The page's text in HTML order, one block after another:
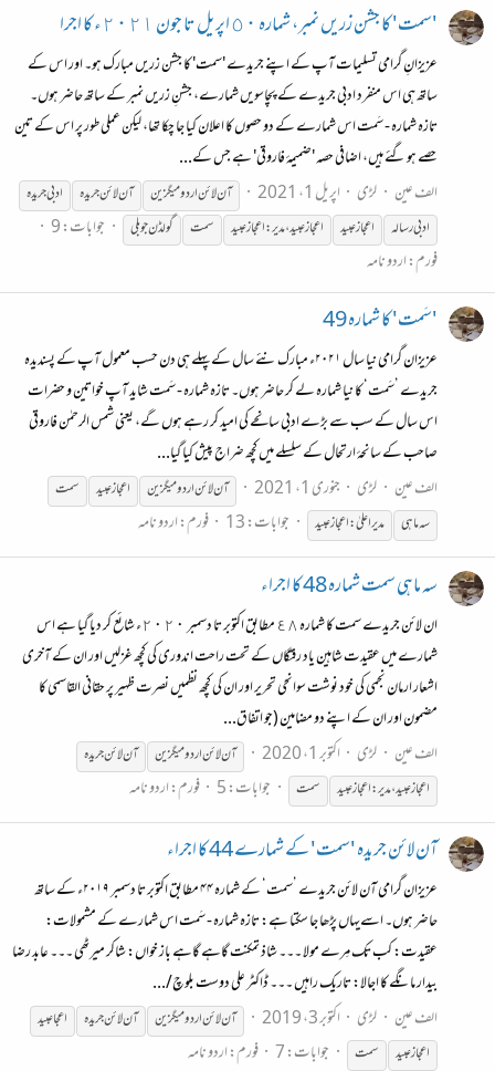
'سمت' کا جشن زریں نمبر، شمارہ ٥٠ اپریل تا جون ٢٠٢١ء کا اجرا
عزیزانِ گرامی تسلیمات آپ کے اپنے جریدے 'سمت' کا جشن زریں مبارک ہو۔ اور اس کے
ساتھ ہی اس منفرد ادبی جریدے کے پچاسویں شمارے، جشنِ زریں نمبر کے ساتھ حاضر ہوں۔
تازہ شمارہ - سَمت اس شمارے کے دو حصوں کا اعلان کیا جا چکا تھا، لیکن عملی طور پر اس کے تین
حصے ہو گئے ہیں، اضافی حصہ 'ضمیمۂ فاروقی' ہے جس کے...
الف عین
لڑی اپریل 1، 2021 آنلائناردومیگزین آنلائنجریدہ
ادبی جریدہ
ادبی رسالہ
اعجاز عبید اعجاز عبید، مدیر: اعجاز عبید سمت گولڈن جوبلی
جوابات: 9
فورم:اردو نامہ
'سَمت' کا شمارہ 49
عزیزان گرامی نیا سال ۲۰۲۱ء مبارک نئے سال کے پہلے ہی دن حسب معمول آپ کے پسندیدہ
جریدے ’سَمت‘ کا نیا شمارہ لے کر حاضر ہوں۔ تازہ شمارہ - سَمت شاید آپ خواتین و حضرات
اس سال کے سب سے بڑے ادبی سانحے کی امید کر رہے ہوں گے، یعنی شمس الرحمٰن فاروقی
صاحب کے سانحۂ ارتحال کے سلسلے میں کچھ ضراج پیش کیا گیا...
الف عین
لڑی جنوری 1، 2021 آنلائناردومیگزین اعجاز عبید
سمت
سہ ماہی
مدیر اعلیٰ: اعجاز عبید جوابات: 13 فورم:اردو نامہ
سہ ماہی سمت شمارہ 48 کا اجراء
ان لائن جریدے سمت کا شمارہ ٤٨ مطابق اکتوبر تا دسمبر ٢٠٢٠ء شائع کر دیا گیا ہے اس
شمارے میں عقیدت شاہین یاد رفتگاں کے تحت راحت اندوری کی کچھ غزلیں اور ان کے آخری
اشعار ارمان نجمی کی خود نوشت سوانحی تحریر اور ان کی کچھ نظمیں نصرت ظہیر پر حقانی القاسمی کا
مضمون اور ان کے اپنے دو مضامین (جو اتفاق...
الف عین
لڑی اکتوبر 1، 2020 آنلائناردومیگزین آنلائنجریدہ
اعجاز عبید، مدیر: اعجاز عبید
سمت جوابات: 5 فورم:اردو نامہ
آن لائن جریدہ 'سمت' کے شمارے 44 کا اجراء
عزیزان گرامی آن لائن جریدے ’سمت‘ کے شمارہ ۴۴ مطابق اکتوبر تا دسمبر ۲۰۱۹ء کے ساتھ
حاضر ہوں۔ اسےیہاں پڑھا جا سکتا ہے: تازہ شمارہ - سَمت اس شمارے کے مشمولات:
عقیدت: کب تک مِرے مولا ۔۔۔ شاذ تمکنت گاہے گاہے باز خواں: شاکر میرٹھی ۔۔۔ عابد رضا
بیدار مانگے کا اجالا: تاریک راہیں ۔۔۔ ڈاکٹر علی دوست بلوچ/...
الف عین
لڑی اکتوبر 3، 2019 آنلائناردومیگزین آنلائنجریدہ
اعجا عبید
اعجاز عبید
سمت جوابات: 7 فورم:اردو نامہ